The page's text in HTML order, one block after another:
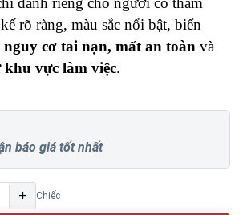
rõ ràng, màu sắc nổi bật, biển
cơ tai nạn, mất an toàn và
vực làm việc.
báo giá tốt nhất
+ Chiếc